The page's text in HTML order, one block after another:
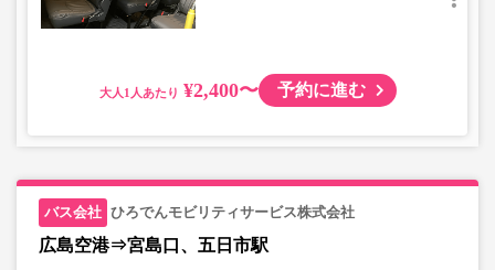
大人 ¥2,400〜 予約に進む
ひろでんモビリティサービス株式会社
広島空港⇒宮島口、五日市駅